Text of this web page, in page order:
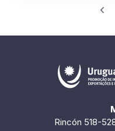
Rincón 518-